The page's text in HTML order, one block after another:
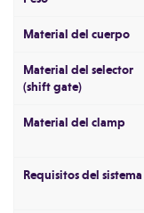
Material del cuerpo
Material del selector
(shift gate)
Material del clamp
Requisitos del sistema